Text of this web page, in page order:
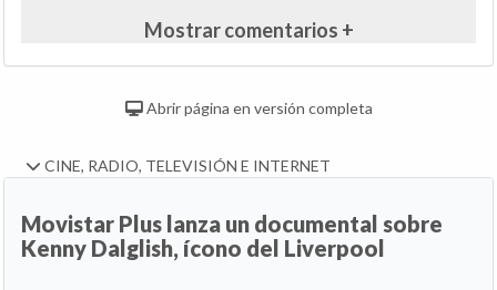
Mostrar comentarios +
Abrir página en versión completa
CINE, RADIO, TELEVISIÓN E INTERNET
Movistar Plus lanza un documental sobre
Kenny Dalglish, ícono del Liverpool